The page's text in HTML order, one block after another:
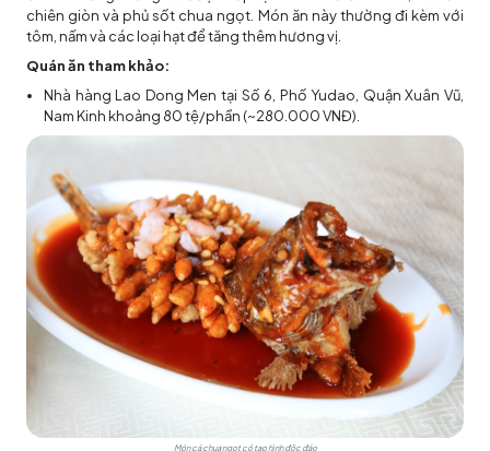
chiên giòn và phủ sốt chua ngọt. Món ăn này thường đi kèm với
tôm, nấm và các loại hạt để tăng thêm hương vị.
Quán ăn tham khảo:
Nhà hàng Lao Dong Men tại Số 6, Phố Yudao, Quận Xuân Vũ,
Nam Kinh khoảng 80 tệ/phần (~280.000 VNĐ).
Món cá chua ngọt có tạo hình độc đáo